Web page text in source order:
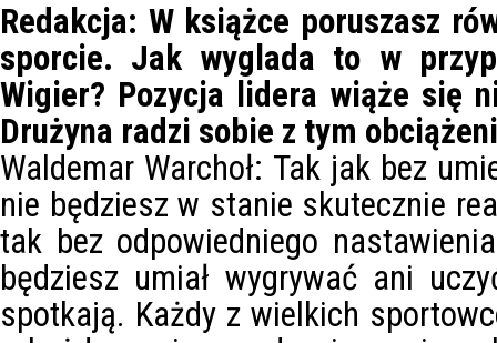
Redakcja: W książce poruszasz
sporcie. Jak wyglada to w
Wigier? Pozycja lidera wiąże się
Drużyna radzi sobie z tym
Waldemar Warchoł: Tak jak bez
nie będziesz w stanie skutecznie
tak bez odpowiedniego
będziesz umiał wygrywać ani
spotkają. Każdy z wielkich